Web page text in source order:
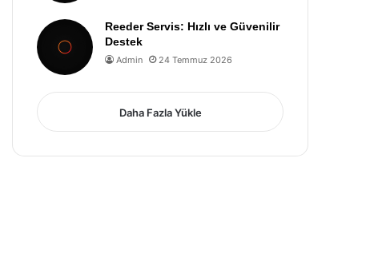
Reeder Servis: Hızlı ve Güvenilir
Destek
Admin 24 Temmuz 2026
Daha Fazla Yükle